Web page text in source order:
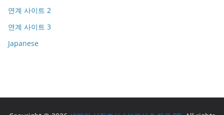
연계 사이트 2
연계 사이트 3
Japanese